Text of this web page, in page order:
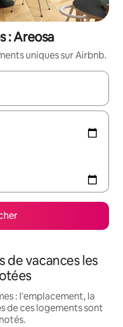
: Areosa
uniques sur Airbnb.
parcourez-les en utilisant
de vacances les
: l'emplacement, la
de ces logements sont